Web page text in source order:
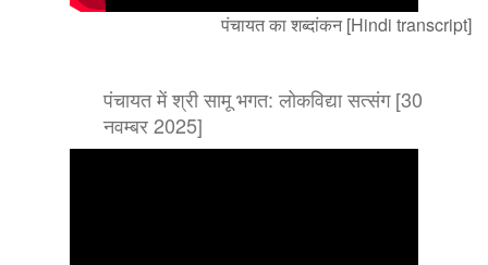
पंचायत का शब्दांकन [Hindi transcript]
पंचायत में श्री सामू भगत: लोकविद्या सत्संग [30
नवम्बर 2025]